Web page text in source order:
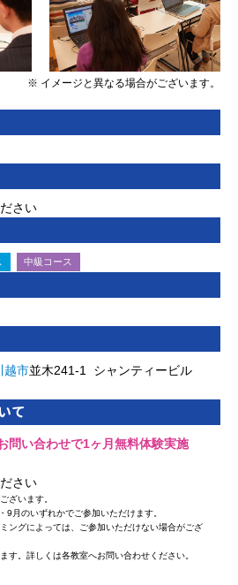
※ イメージと異なる場合がございます。
さい
中級コース
越市並木241-1 シャンティービル
て
問い合わせで1ヶ月無料体験実施
さい
ざいます。
9月のいずれかでご参加いただけます。
ングによっては、ご参加いただけない場合がござ
す。詳しくは各教室へお問い合わせください。